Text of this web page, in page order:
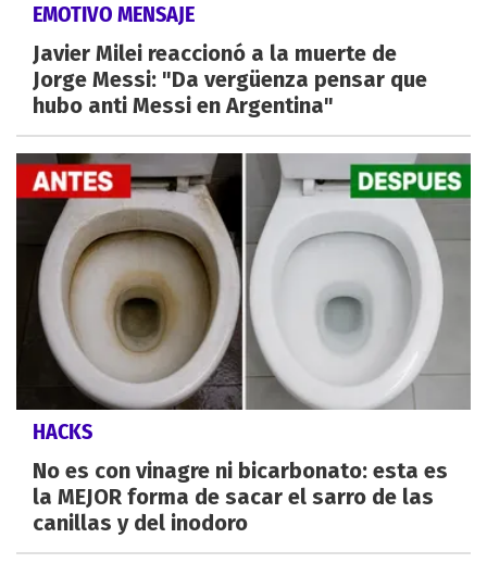
EMOTIVO MENSAJE
Javier Milei reaccionó a la muerte de
Jorge Messi: "Da vergüenza pensar que
hubo anti Messi en Argentina"
HACKS
No es con vinagre ni bicarbonato: esta es
la MEJOR forma de sacar el sarro de las
canillas y del inodoro